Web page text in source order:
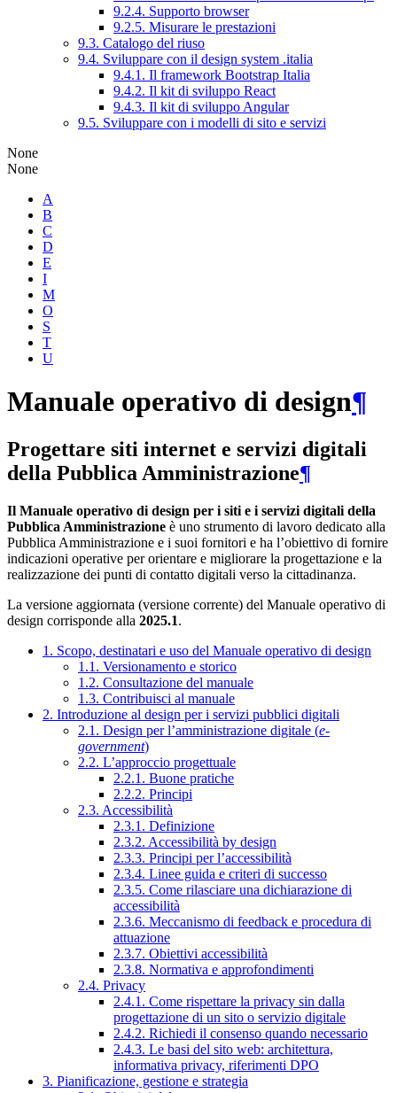
9.2.4. Supporto browser
9.2.5. Misurare le prestazioni
9.3. Catalogo del riuso
9.4. Sviluppare con il design system .italia
9.4.1. Il framework Bootstrap Italia
9.4.2. Il kit di sviluppo React
9.4.3. Il kit di sviluppo Angular
9.5. Sviluppare con i modelli di sito e servizi
None
None
A
B
C
D
E
I
M
O
S
T
U
Manuale operativo di design¶
Progettare siti internet e servizi digitali
della Pubblica Amministrazione¶
Il Manuale operativo di design per i siti e i servizi digitali della
Pubblica Amministrazione è uno strumento di lavoro dedicato alla
Pubblica Amministrazione e i suoi fornitori e ha l’obiettivo di fornire
indicazioni operative per orientare e migliorare la progettazione e la
realizzazione dei punti di contatto digitali verso la cittadinanza.
La versione aggiornata (versione corrente) del Manuale operativo di
design corrisponde alla 2025.1.
1. Scopo, destinatari e uso del Manuale operativo di design
1.1. Versionamento e storico
1.2. Consultazione del manuale
1.3. Contribuisci al manuale
2. Introduzione al design per i servizi pubblici digitali
2.1. Design per l’amministrazione digitale (e-
government)
2.2. L’approccio progettuale
2.2.1. Buone pratiche
2.2.2. Principi
2.3. Accessibilità
2.3.1. Definizione
2.3.2. Accessibilità by design
2.3.3. Principi per l’accessibilità
2.3.4. Linee guida e criteri di successo
2.3.5. Come rilasciare una dichiarazione di
accessibilità
2.3.6. Meccanismo di feedback e procedura di
attuazione
2.3.7. Obiettivi accessibilità
2.3.8. Normativa e approfondimenti
2.4. Privacy
2.4.1. Come rispettare la privacy sin dalla
progettazione di un sito o servizio digitale
2.4.2. Richiedi il consenso quando necessario
2.4.3. Le basi del sito web: architettura,
informativa privacy, riferimenti DPO
3. Pianificazione, gestione e strategia